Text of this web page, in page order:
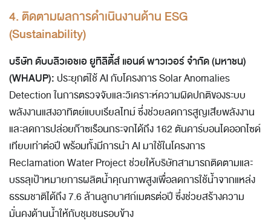
4. ติดตามผลการดำเนินงานด้าน ESG
(Sustainability)
บริษัท ดับบลิวเอชเอ ยูทิลิตี้ส์ แอนด์ พาวเวอร์ จำกัด (มหาชน)
(WHAUP): ประยุกต์ใช้ AI กับโครงการ Solar Anomalies
Detection ในการตรวจจับและวิเคราะห์ความผิดปกติของระบบ
พลังงานแสงอาทิตย์แบบเรียลไทม์ ซึ่งช่วยลดการสูญเสียพลังงาน
และลดการปล่อยก๊าซเรือนกระจกได้ถึง 162 ตันคาร์บอนไดออกไซด์
เทียบเท่าต่อปี พร้อมทั้งมีการนำ AI มาใช้ในโครงการ
Reclamation Water Project ช่วยให้บริษัทสามารถติดตามและ
บรรลุเป้าหมายการผลิตน้ำคุณภาพสูงเพื่อลดการใช้น้ำจากแหล่ง
ธรรมชาติได้ถึง 7.6 ล้านลูกบาศก์เมตรต่อปี ซึ่งช่วยสร้างความ
มั่นคงด้านน้ำให้กับชุมชนรอบข้าง